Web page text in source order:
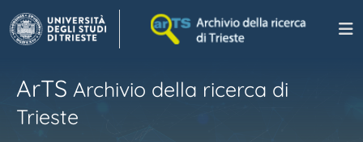
ArTS Archivio della ricerca di
Trieste